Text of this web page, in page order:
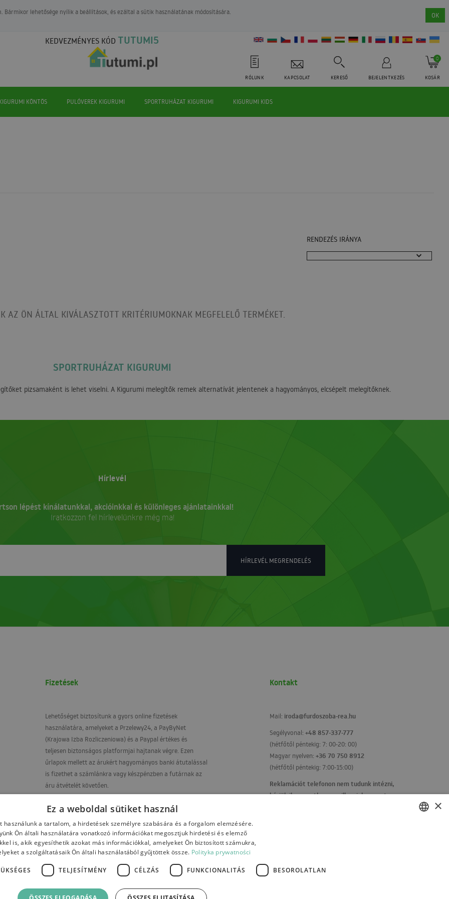
lehetősége nyílik a beállítások, és ezáltal a sütik használatának módosítására. OK
KEDVEZMÉNYES KÓD TUTUMI5
RÓLUNK KAPCSOLAT KERESŐ BEJELENTKEZÉS KOSÁR
0
KÖNTÖS PULÓVEREK KIGURUMI SPORTRUHÁZAT KIGURUMI KIGURUMI KIDS
RENDEZÉS IRÁNYA
AZ ÖN ÁLTAL KIVÁLASZTOTT KRITÉRIUMOKNAK MEGFELELŐ TERMÉKET.
SPORTRUHÁZAT KIGURUMI
pizsamaként is lehet viselni. A Kigurumi melegítők remek alternatívát jelentenek a hagyományos, elcsépelt melegítőknek.
Hírlevél
lépést kínálatunkkal, akcióinkkal és különleges ajánlatainkkal!
Iratkozzon fel hírlevelünkre még ma!
HÍRLEVÉL MEGRENDELÉS
Fizetések
Lehetőséget biztosítunk a gyors online fizetések
használatára, amelyeket a Przelewy24, a PayByNet
(Krajowa Izba Rozliczeniowa) és a Paypal értékes és
teljesen biztonságos platformjai hajtanak végre. Ezen
űrlapok mellett az árukért hagyományos banki átutalással
is fizethet a számlánkra vagy készpénzben a futárnak az
áru átvételét követően.
PL17 1090 2590 0000 0001 4664 7395
Kontakt
Mail: iroda@furdoszoba-rea.hu
Segélyvonal: +48 857-337-777
(hétfőtől péntekig: 7: 00-20: 00)
Magyar nyelven: +36 70 750 8912
(hétfőtől péntekig: 7:00-15:00)
Reklamációt telefonon nem tudunk intézni,
kérjük ilyen esetben emailben jelezze ezt
Payments Contact
×
Ez a weboldal sütiket használ
használunk a tartalom, a hirdetések személyre szabására és a forgalom elemzésére.
Ön általi használatára vonatkozó információkat megosztjuk hirdetési és elemző
is, akik egyesíthetik azokat más információkkal, amelyeket Ön biztosított számukra,
a szolgáltatásaik Ön általi használatából gyűjtöttek össze. Polityka prywatności
TELJESÍTMÉNY CÉLZÁS FUNKCIONALITÁS BESOROLATLAN